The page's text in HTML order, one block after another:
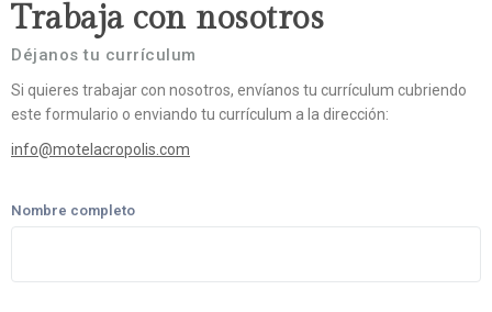
Trabaja con nosotros
Déjanos tu currículum
Si quieres trabajar con nosotros, envíanos tu currículum cubriendo
este formulario o enviando tu currículum a la dirección:
info@motelacropolis.com
Nombre completo